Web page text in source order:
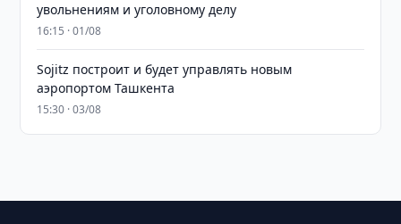
увольнениям и уголовному делу
16:15 · 01/08
Sojitz построит и будет управлять новым
аэропортом Ташкента
15:30 · 03/08